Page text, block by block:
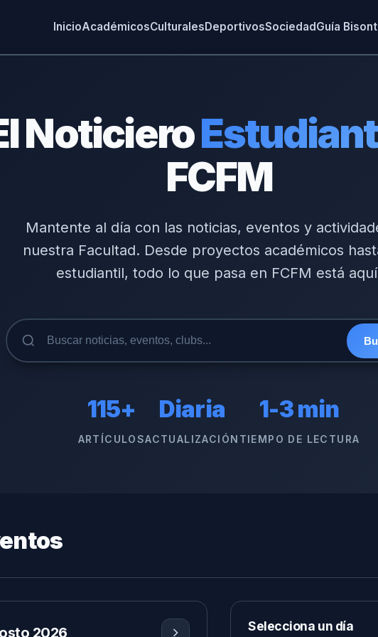
InicioAcadémicosCulturalesDeportivosSociedadGuía
Noticiero
FCFM
Mantente al día con las noticias, eventos y
nuestra Facultad. Desde proyectos académicos
estudiantil, todo lo que pasa en FCFM está
115+
ARTÍCULOS
Diaria
ACTUALIZACIÓN
1-3 min
TIEMPO DE LECTURA
2026 Selecciona un día